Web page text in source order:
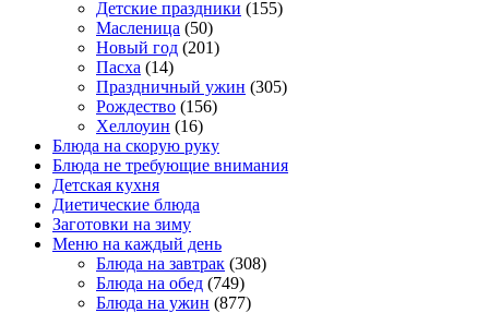
Детские праздники (155)
Масленица (50)
Новый год (201)
Пасха (14)
Праздничный ужин (305)
Рождество (156)
Хеллоуин (16)
Блюда на скорую руку
Блюда не требующие внимания
Детская кухня
Диетические блюда
Заготовки на зиму
Меню на каждый день
Блюда на завтрак (308)
Блюда на обед (749)
Блюда на ужин (877)